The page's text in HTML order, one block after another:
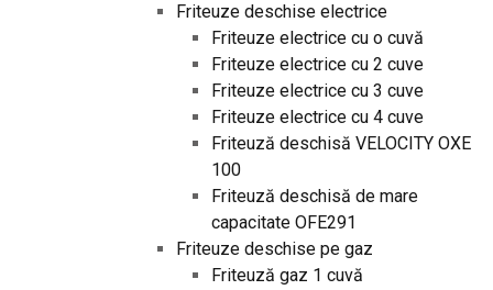
Friteuze deschise electrice
Friteuze electrice cu o cuvă
Friteuze electrice cu 2 cuve
Friteuze electrice cu 3 cuve
Friteuze electrice cu 4 cuve
Friteuză deschisă VELOCITY OXE
100
Friteuză deschisă de mare
capacitate OFE291
Friteuze deschise pe gaz
Friteuză gaz 1 cuvă